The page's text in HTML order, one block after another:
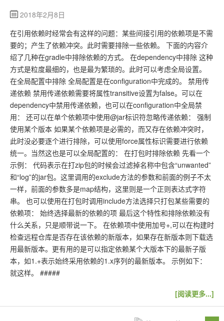
2018年2月8日
在引用依赖时经常会有这样的问题：某些间接引用的依赖项是不需
要的；产生了依赖冲突。此时需要排除一些依赖。 下面的内容介
绍了几种在gradle中排除依赖的方式。 在dependency中排除 这种
方式是粒度最细的，也是最为繁琐的。此时可以考虑全局设置。
在全局配置中排除 全局配置是在configuration中完成的。 禁用传
递依赖 禁用传递依赖需要将属性transitive设置为false。可以在
dependency中禁用传递依赖，也可以在configuration中全局禁
用： 还可以在单个依赖项中使用@jar标识符忽略传递依赖： 强制
使用某个版本 如果某个依赖项是必需的，而又存在依赖冲突时，
此时没必要逐个进行排除，可以使用force属性标识需要进行依赖
统一。当然这也是可以全局配置的： 在打包时排除依赖 先看一个
示例： 代码表示在打zip包的时候会过滤掉名称中包含“unwanted”
和“log”的jar包。这里调用的exclude方法的参数和前面的例子不太
一样，前面的参数多是map结构，这里则是一个正则表达式字符
串。 也可以使用在打包时调用include方法选择只打包某些需要的
依赖项： 始终选择最新的依赖的项 最后这个特性和排除依赖没有
什么关系，只是顺带说一下。 在依赖项中使用加号+,可以在构建时
检查远程仓库是否存在该依赖的新版本，如果存在新版本则下载选
用最新版本。更有用的是可以指定依赖某个大版本下的最新子版
本，如1.+表示始终采用依赖的1.x序列的最新版本。 示例如下：
就这样。 #####
[阅读更多...]